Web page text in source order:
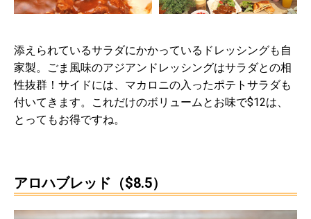
添えられているサラダにかかっているドレッシングも自
家製。ごま風味のアジアンドレッシングはサラダとの相
性抜群！サイドには、マカロニの入ったポテトサラダも
付いてきます。これだけのボリュームとお味で$12は、
とってもお得ですね。
アロハブレッド（$8.5）